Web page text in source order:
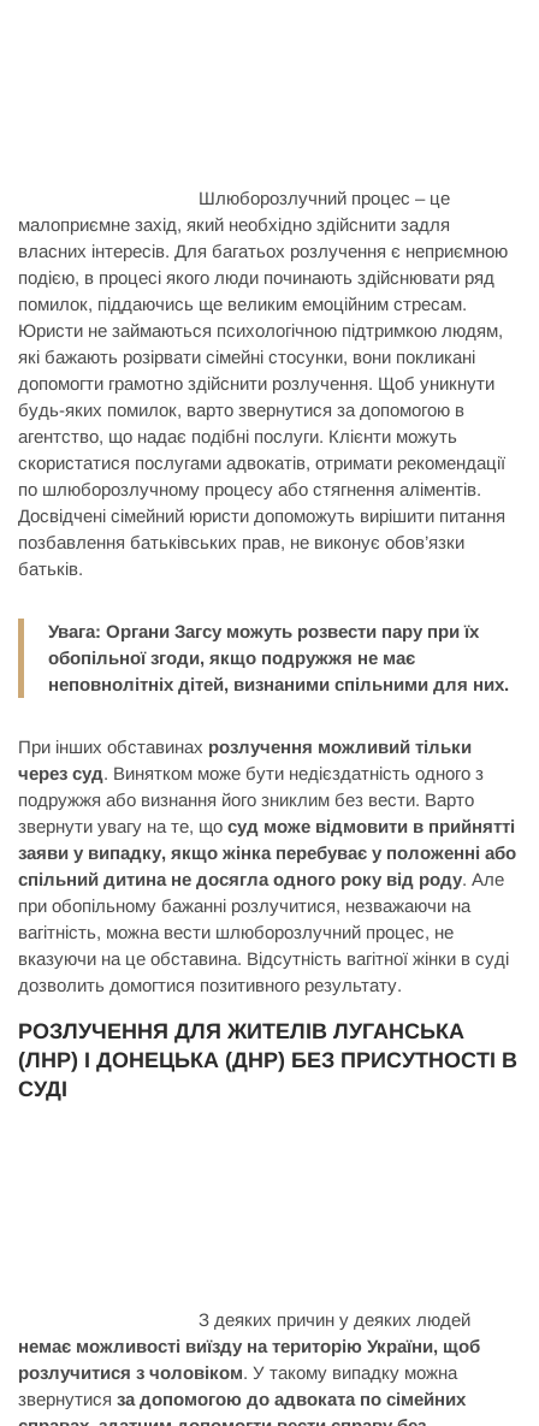
Шлюборозлучний процес – це
малоприємне захід, який необхідно здійснити задля
власних інтересів. Для багатьох розлучення є неприємною
подією, в процесі якого люди починають здійснювати ряд
помилок, піддаючись ще великим емоційним стресам.
Юристи не займаються психологічною підтримкою людям,
які бажають розірвати сімейні стосунки, вони покликані
допомогти грамотно здійснити розлучення. Щоб уникнути
будь-яких помилок, варто звернутися за допомогою в
агентство, що надає подібні послуги. Клієнти можуть
скористатися послугами адвокатів, отримати рекомендації
по шлюборозлучному процесу або стягнення аліментів.
Досвідчені сімейний юристи допоможуть вирішити питання
позбавлення батьківських прав, не виконує обов’язки
батьків.
Увага: Органи Загсу можуть розвести пару при їх
обопільної згоди, якщо подружжя не має
неповнолітніх дітей, визнаними спільними для них.
При інших обставинах розлучення можливий тільки
через суд. Винятком може бути недієздатність одного з
подружжя або визнання його зниклим без вести. Варто
звернути увагу на те, що суд може відмовити в прийнятті
заяви у випадку, якщо жінка перебуває у положенні або
спільний дитина не досягла одного року від роду. Але
при обопільному бажанні розлучитися, незважаючи на
вагітність, можна вести шлюборозлучний процес, не
вказуючи на це обставина. Відсутність вагітної жінки в суді
дозволить домогтися позитивного результату.
РОЗЛУЧЕННЯ ДЛЯ ЖИТЕЛІВ ЛУГАНСЬКА
(ЛНР) І ДОНЕЦЬКА (ДНР) БЕЗ ПРИСУТНОСТІ В
СУДІ
З деяких причин у деяких людей
немає можливості виїзду на територію України, щоб
розлучитися з чоловіком. У такому випадку можна
звернутися за допомогою до адвоката по сімейних